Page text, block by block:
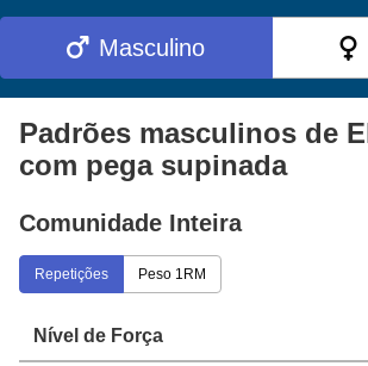
Masculino
Padrões masculinos de
com pega supinada
Comunidade Inteira
Repetições Peso 1RM
Nível de Força